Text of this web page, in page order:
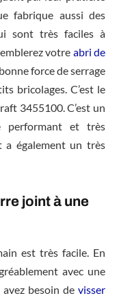
fabrique aussi des
sont très faciles à
votre abri de
force de serrage
bricolages. C’est le
3455100. C’est un
performant et très
a également un très
joint à une
est très facile. En
avec une
besoin de visser